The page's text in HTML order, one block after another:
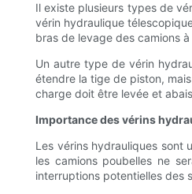
Il existe plusieurs types de
vérin hydraulique
bras de levage des camions
Un autre type de vérin
étendre la tige de piston,
charge doit être levée et
Importance des vérins
Les vérins hydrauliques sont
les camions poubelles ne
interruptions potentielles des